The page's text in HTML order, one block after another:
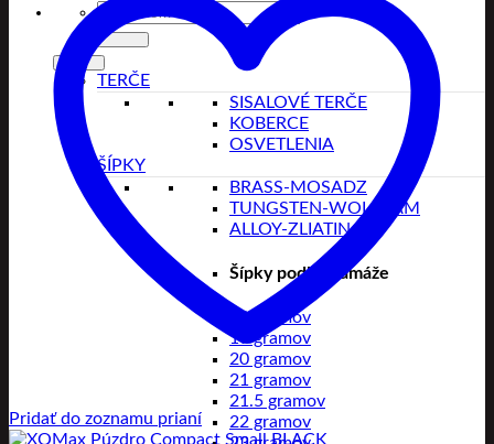
Hľadať:
TERČE
SISALOVÉ TERČE
KOBERCE
OSVETLENIA
ŠÍPKY
BRASS-MOSADZ
TUNGSTEN-WOLFRAM
ALLOY-ZLIATINA
Šípky podľa gramáže
18 gramov
19 gramov
20 gramov
21 gramov
21.5 gramov
22 gramov
Pridať do zoznamu prianí